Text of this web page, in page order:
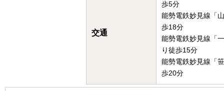
交通
歩5分
能勢電鉄妙見線「
歩18分
能勢電鉄妙見線「
り徒歩15分
能勢電鉄妙見線「
歩20分